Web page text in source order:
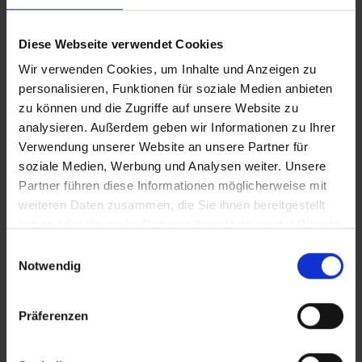
Diese Webseite verwendet Cookies
Wir verwenden Cookies, um Inhalte und Anzeigen zu
personalisieren, Funktionen für soziale Medien anbieten
zu können und die Zugriffe auf unsere Website zu
analysieren. Außerdem geben wir Informationen zu Ihrer
Verwendung unserer Website an unsere Partner für
soziale Medien, Werbung und Analysen weiter. Unsere
Partner führen diese Informationen möglicherweise mit
weiteren Daten zusammen, die Sie ihnen bereitgestellt
Notwendig
Präferenzen
Der Nussknacker
Zauberhafte Weihnachtsklassik: Tschaikowskys „Der
Nussknacker“ – auf Tournee mit italienischem Star-Ensemble
Stadthalle Lohr | 18:00
02.07.2028
COCOMICO Theater – nach Ellis Kaut bringt die COCOMICO-
Komödie „Meister Eder und sein PUMUCKL" auf große